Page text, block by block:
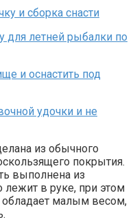
из обычного
покрытия.
выполнена из
лежит в руке, при этом
обладает малым весом,